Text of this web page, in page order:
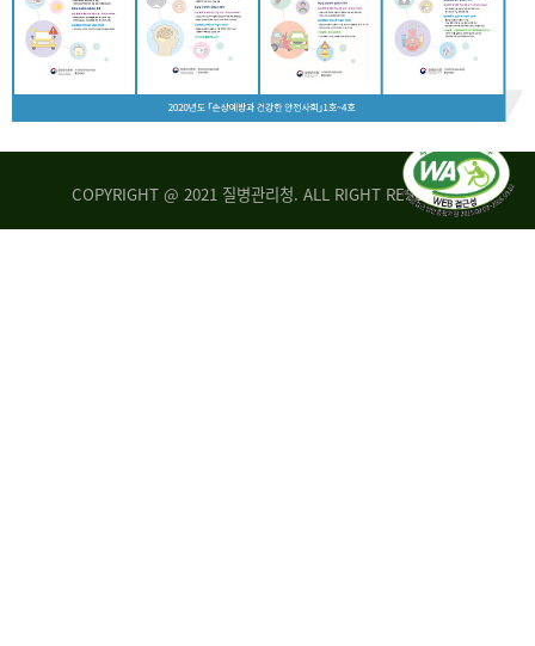
COPYRIGHT @ 2021 질병관리청. ALL RIGHT RESERVED